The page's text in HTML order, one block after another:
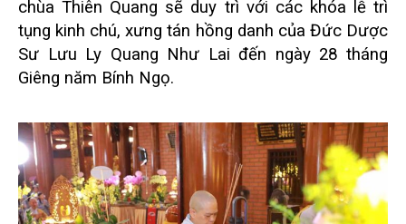
chùa Thiên Quang sẽ duy trì với các khóa lễ trì
tụng kinh chú, xưng tán hồng danh của Đức Dược
Sư Lưu Ly Quang Như Lai đến ngày 28 tháng
Giêng năm Bính Ngọ.